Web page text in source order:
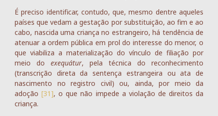
É preciso identificar, contudo, que, mesmo dentre aqueles
países que vedam a gestação por substituição, ao fim e ao
cabo, nascida uma criança no estrangeiro, há tendência de
atenuar a ordem pública em prol do interesse do menor, o
que viabiliza a materialização do vínculo de filiação por
meio do exequátur, pela técnica do reconhecimento
(transcrição direta da sentença estrangeira ou ata de
nascimento no registro civil) ou, ainda, por meio da
adoção[31], o que não impede a violação de direitos da
criança.